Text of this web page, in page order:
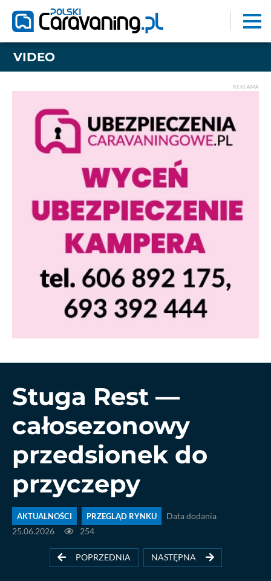
VIDEO
REKLAMA
Stuga Rest —
całosezonowy
przedsionek do
przyczepy
AKTUALNOŚCI PRZEGLĄD RYNKU
Data dodania
25.06.2026
254
POPRZEDNIA NASTĘPNA